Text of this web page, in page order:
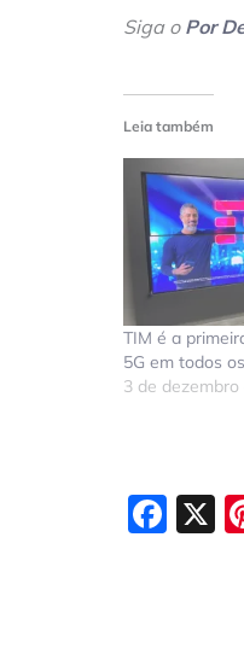
Siga o Por
Leia também
TIM é a
5G em todos
3 de
X